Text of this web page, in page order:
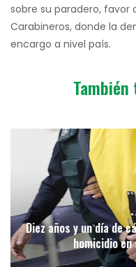
sobre su paradero,
Carabineros, donde la
encargo a nivel país.
Diez años y un día de
homicidio